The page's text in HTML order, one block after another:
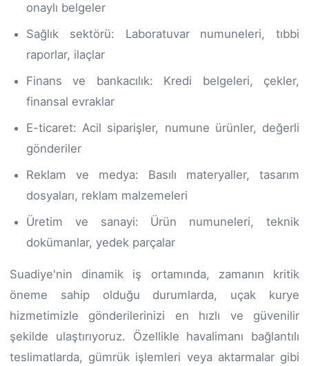
onaylı belgeler
Sağlık sektörü: Laboratuvar numuneleri, tıbbi
raporlar, ilaçlar
Finans ve bankacılık: Kredi belgeleri, çekler,
finansal evraklar
E-ticaret: Acil siparişler, numune ürünler, değerli
gönderiler
Reklam ve medya: Basılı materyaller, tasarım
dosyaları, reklam malzemeleri
Üretim ve sanayi: Ürün numuneleri, teknik
dokümanlar, yedek parçalar
Suadiye'nin dinamik iş ortamında, zamanın kritik
öneme sahip olduğu durumlarda, uçak kurye
hizmetimizle gönderilerinizi en hızlı ve güvenilir
şekilde ulaştırıyoruz. Özellikle havalimanı bağlantılı
teslimatlarda, gümrük işlemleri veya aktarmalar gibi